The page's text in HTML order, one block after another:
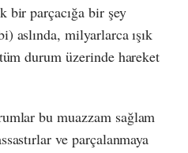
bir parçacığa bir şey
aslında, milyarlarca ışık
durum üzerinde hareket
bu muazzam sağlam
ve parçalanmaya